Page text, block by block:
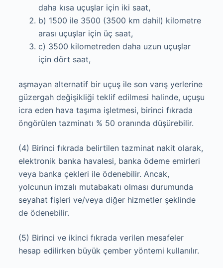
daha kısa uçuşlar için iki saat,
b) 1500 ile 3500 (3500 km dahil) kilometre
arası uçuşlar için üç saat,
c) 3500 kilometreden daha uzun uçuşlar
için dört saat,
aşmayan alternatif bir uçuş ile son varış yerlerine
güzergah değişikliği teklif edilmesi halinde, uçuşu
icra eden hava taşıma işletmesi, birinci fıkrada
öngörülen tazminatı % 50 oranında düşürebilir.
(4) Birinci fıkrada belirtilen tazminat nakit olarak,
elektronik banka havalesi, banka ödeme emirleri
veya banka çekleri ile ödenebilir. Ancak,
yolcunun imzalı mutabakatı olması durumunda
seyahat fişleri ve/veya diğer hizmetler şeklinde
de ödenebilir.
(5) Birinci ve ikinci fıkrada verilen mesafeler
hesap edilirken büyük çember yöntemi kullanılır.